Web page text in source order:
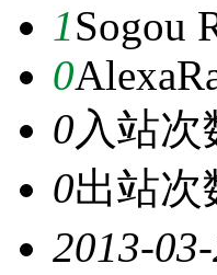
1Sogou
0
0入站次
0出站次
2013-